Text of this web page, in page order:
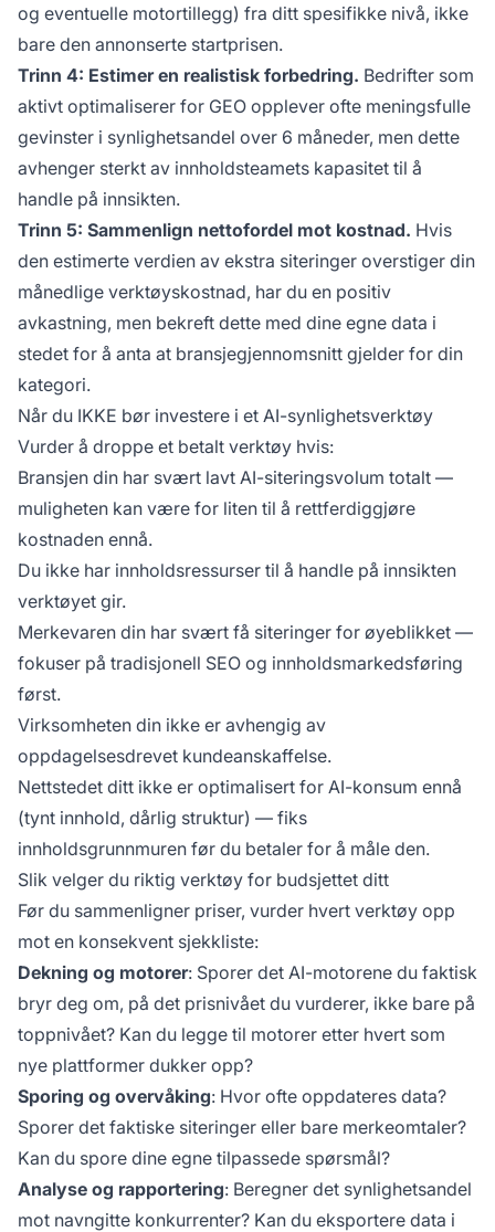
og eventuelle motortillegg) fra ditt spesifikke nivå, ikke
bare den annonserte startprisen.
Trinn 4: Estimer en realistisk forbedring. Bedrifter som
aktivt optimaliserer for GEO opplever ofte meningsfulle
gevinster i synlighetsandel over 6 måneder, men dette
avhenger sterkt av innholdsteamets kapasitet til å
handle på innsikten.
Trinn 5: Sammenlign nettofordel mot kostnad. Hvis
den estimerte verdien av ekstra siteringer overstiger din
månedlige verktøyskostnad, har du en positiv
avkastning, men bekreft dette med dine egne data i
stedet for å anta at bransjegjennomsnitt gjelder for din
kategori.
Når du IKKE bør investere i et AI-synlighetsverktøy
Vurder å droppe et betalt verktøy hvis:
Bransjen din har svært lavt AI-siteringsvolum totalt —
muligheten kan være for liten til å rettferdiggjøre
kostnaden ennå.
Du ikke har innholdsressurser til å handle på innsikten
verktøyet gir.
Merkevaren din har svært få siteringer for øyeblikket —
fokuser på tradisjonell SEO og innholdsmarkedsføring
først.
Virksomheten din ikke er avhengig av
oppdagelsesdrevet kundeanskaffelse.
Nettstedet ditt ikke er optimalisert for AI-konsum ennå
(tynt innhold, dårlig struktur) — fiks
innholdsgrunnmuren før du betaler for å måle den.
Slik velger du riktig verktøy for budsjettet ditt
Før du sammenligner priser, vurder hvert verktøy opp
mot en konsekvent sjekkliste:
Dekning og motorer: Sporer det AI-motorene du faktisk
bryr deg om, på det prisnivået du vurderer, ikke bare på
toppnivået? Kan du legge til motorer etter hvert som
nye plattformer dukker opp?
Sporing og overvåking: Hvor ofte oppdateres data?
Sporer det faktiske siteringer eller bare merkeomtaler?
Kan du spore dine egne tilpassede spørsmål?
Analyse og rapportering: Beregner det synlighetsandel
mot navngitte konkurrenter? Kan du eksportere data i